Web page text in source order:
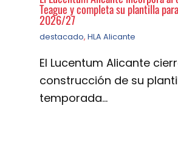
Teague y completa su plantilla
2026/27
destacado, HLA Alicante
El Lucentum Alicante
construcción de su
temporada…